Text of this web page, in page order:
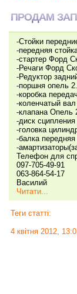
ПРОДАМ
-Стойки
-передняя
-стартер Форд
-Речаги Форд
-Редуктор
-поршня опель
-коробка
-коленчатый
-клапана Опель
-диск
-головка
-балка
-
Телефон для
097-705-49-91
063-864-54-17
Василий
Читати...
Теги статті:
4 квітня 2012,